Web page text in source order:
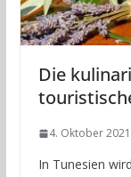
Die
4. Oktober 2021
In Tunesien